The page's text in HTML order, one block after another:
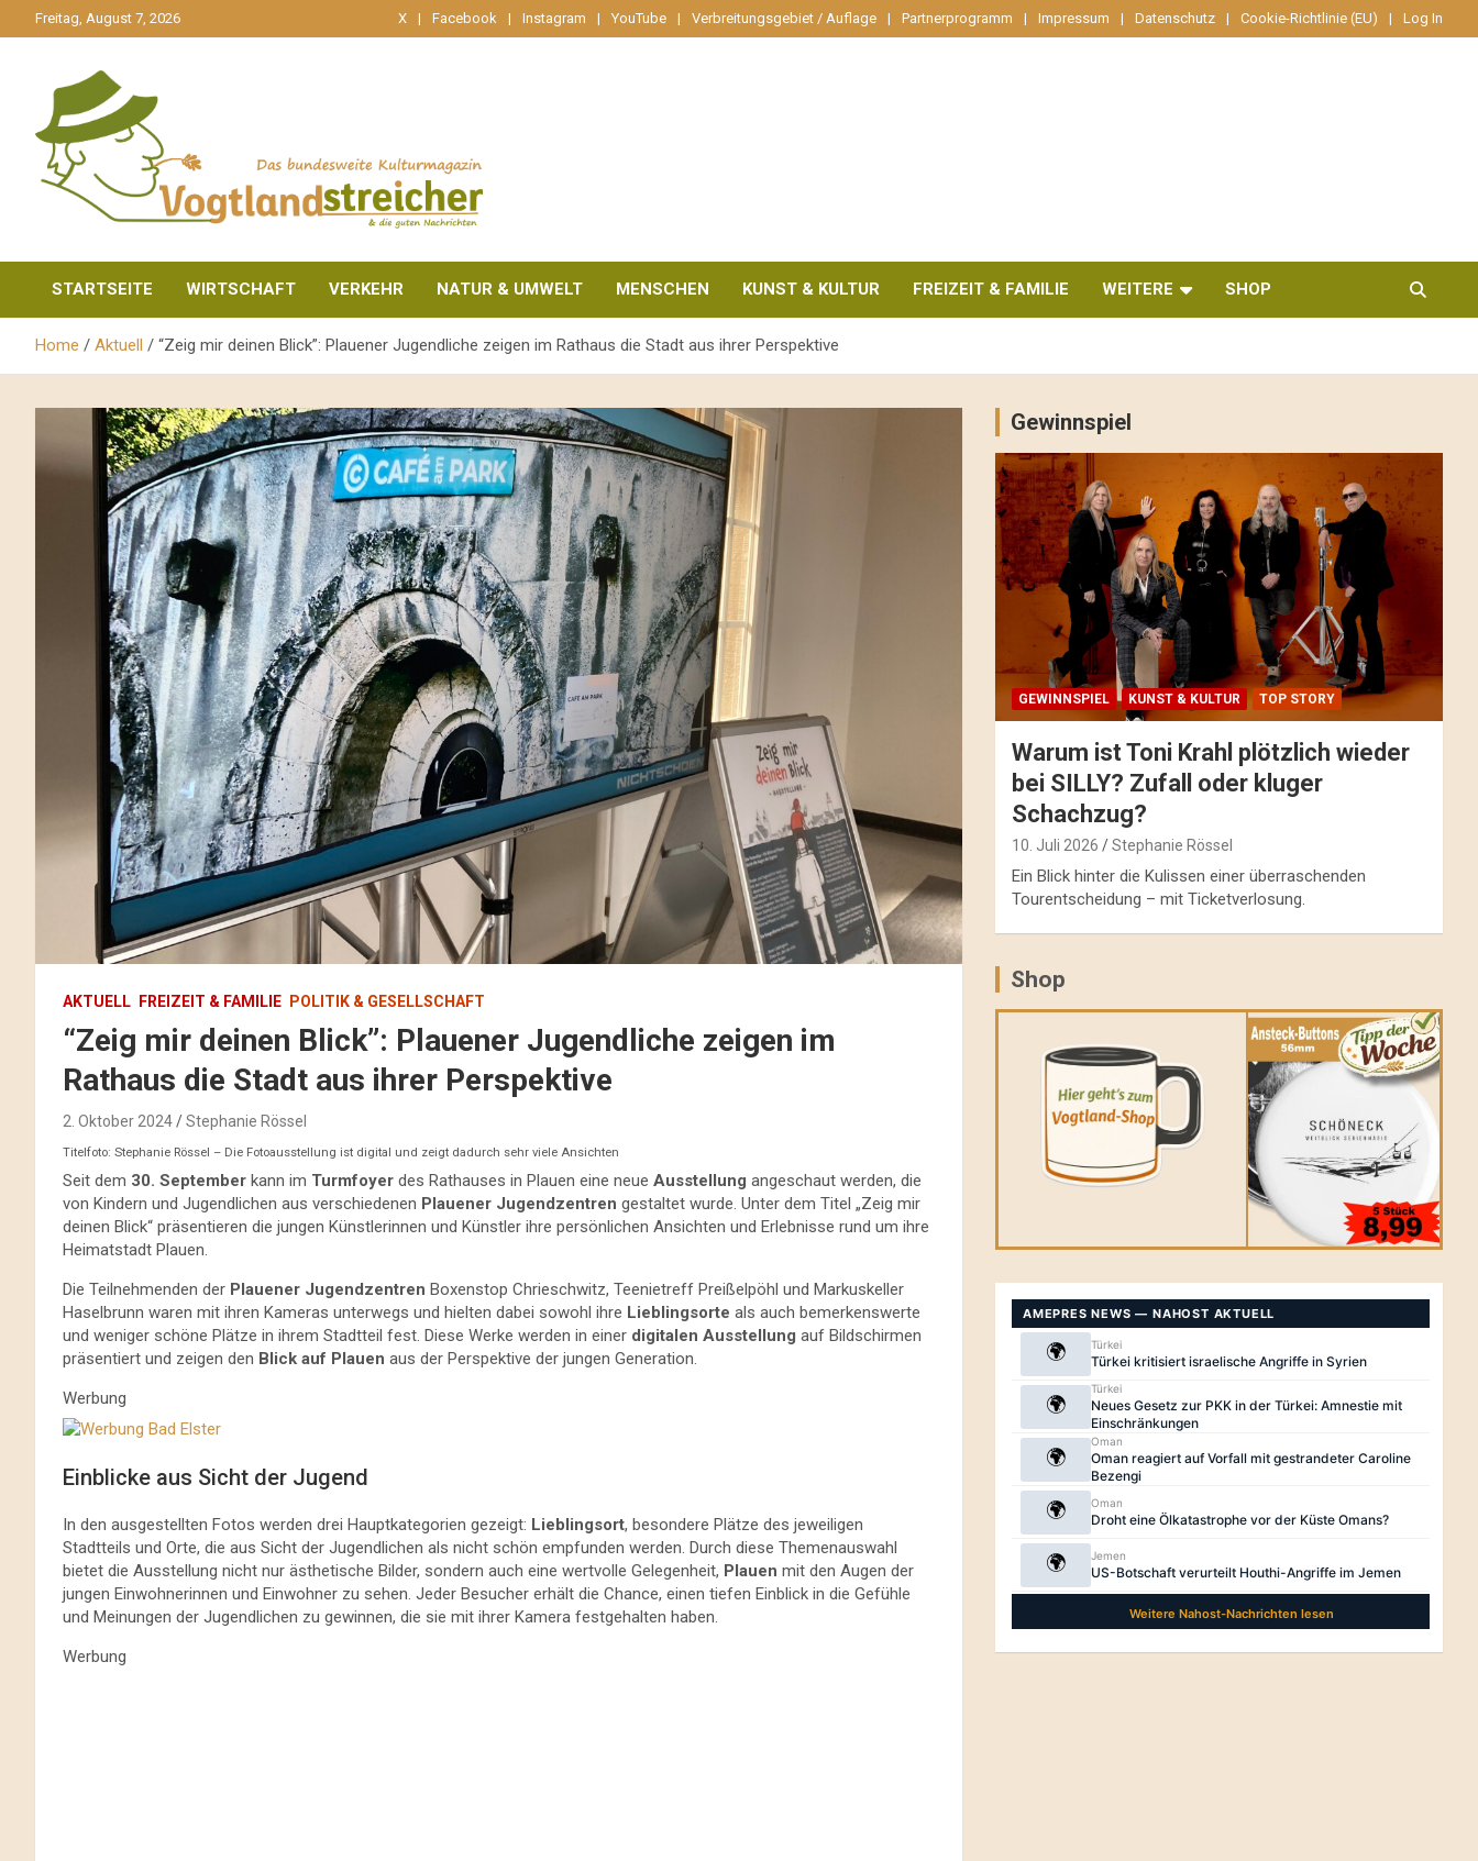
zum
Freitag, August 7, 2026 X Facebook Instagram YouTube Verbreitungsgebiet / Auflage Partnerprogramm Impressum Datenschutz Cookie-Richtlinie (EU) Log In
Vogtlandstreicher
STARTSEITE WIRTSCHAFT VERKEHR NATUR & UMWELT MENSCHEN KUNST & KULTUR FREIZEIT & FAMILIE WEITERE SHOP
Home Aktuell “Zeig mir deinen Blick”: Plauener Jugendliche zeigen im Rathaus die Stadt aus ihrer Perspektive
AKTUELL FREIZEIT & FAMILIE POLITIK & GESELLSCHAFT
“Zeig mir deinen Blick”: Plauener Jugendliche zeigen im
Rathaus die Stadt aus ihrer Perspektive
2. Oktober 2024 Stephanie Rössel
Titelfoto: Stephanie Rössel – Die Fotoausstellung ist digital und zeigt dadurch sehr viele Ansichten
Seit dem 30. September kann im Turmfoyer des Rathauses in Plauen eine neue Ausstellung angeschaut werden, die
von Kindern und Jugendlichen aus verschiedenen Plauener Jugendzentren gestaltet wurde. Unter dem Titel „Zeig mir
deinen Blick“ präsentieren die jungen Künstlerinnen und Künstler ihre persönlichen Ansichten und Erlebnisse rund um ihre
Heimatstadt Plauen.
Die Teilnehmenden der Plauener Jugendzentren Boxenstop Chrieschwitz, Teenietreff Preißelpöhl und Markuskeller
Haselbrunn waren mit ihren Kameras unterwegs und hielten dabei sowohl ihre Lieblingsorte als auch bemerkenswerte
und weniger schöne Plätze in ihrem Stadtteil fest. Diese Werke werden in einer digitalen Ausstellung auf Bildschirmen
präsentiert und zeigen den Blick auf Plauen aus der Perspektive der jungen Generation.
Werbung
Einblicke aus Sicht der Jugend
In den ausgestellten Fotos werden drei Hauptkategorien gezeigt: Lieblingsort, besondere Plätze des jeweiligen
Stadtteils und Orte, die aus Sicht der Jugendlichen als nicht schön empfunden werden. Durch diese Themenauswahl
bietet die Ausstellung nicht nur ästhetische Bilder, sondern auch eine wertvolle Gelegenheit, Plauen mit den Augen der
jungen Einwohnerinnen und Einwohner zu sehen. Jeder Besucher erhält die Chance, einen tiefen Einblick in die Gefühle
und Meinungen der Jugendlichen zu gewinnen, die sie mit ihrer Kamera festgehalten haben.
Werbung
Gewinnspiel
GEWINNSPIEL KUNST & KULTUR TOP STORY
Warum ist Toni Krahl plötzlich wieder
bei SILLY? Zufall oder kluger
Schachzug?
10. Juli 2026 Stephanie Rössel
Ein Blick hinter die Kulissen einer überraschenden
Tourentscheidung – mit Ticketverlosung.
Shop